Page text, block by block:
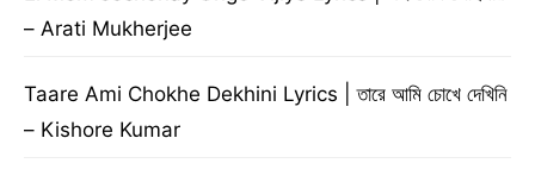
– Arati Mukherjee
Taare Ami Chokhe Dekhini Lyrics | তারে আমি চোখে দেখিনি
– Kishore Kumar